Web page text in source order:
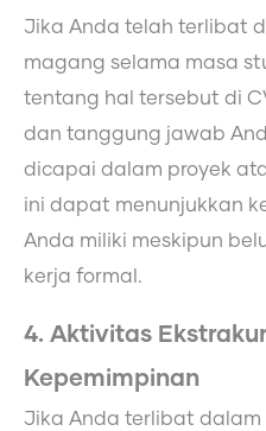
Jika Anda telah terlibat
magang selama masa
tentang hal tersebut di
dan tanggung jawab
dicapai dalam proyek
ini dapat menunjukkan
Anda miliki meskipun
kerja formal.
4. Aktivitas
Kepemimpinan
Jika Anda terlibat